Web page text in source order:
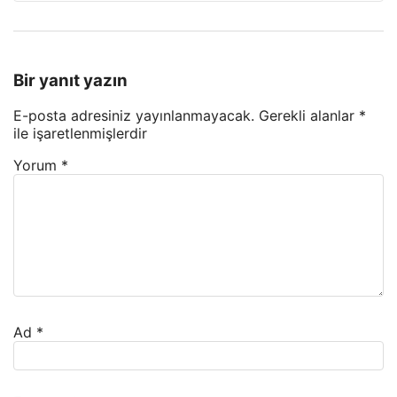
Bir yanıt yazın
E-posta adresiniz yayınlanmayacak. Gerekli alanlar *
ile işaretlenmişlerdir
Yorum *
Ad *